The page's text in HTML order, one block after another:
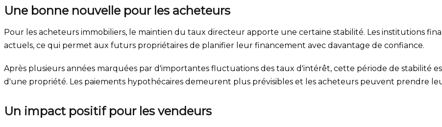
Une bonne nouvelle pour les acheteurs
Pour les acheteurs immobiliers, le maintien du taux directeur apporte une certaine stabilité. Les institutions
actuels, ce qui permet aux futurs propriétaires de planifier leur financement avec davantage de confiance.
Après plusieurs années marquées par d'importantes fluctuations des taux d'intérêt, cette période de stabilité
d'une propriété. Les paiements hypothécaires demeurent plus prévisibles et les acheteurs peuvent prendre
Un impact positif pour les vendeurs